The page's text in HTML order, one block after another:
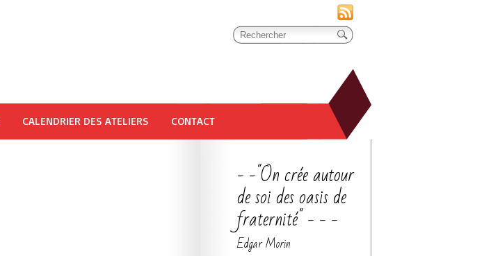
CALENDRIER DES ATELIERS CONTACT
- -"On crée autour
de soi des oasis de
fraternité" - - -
Edgar Morin